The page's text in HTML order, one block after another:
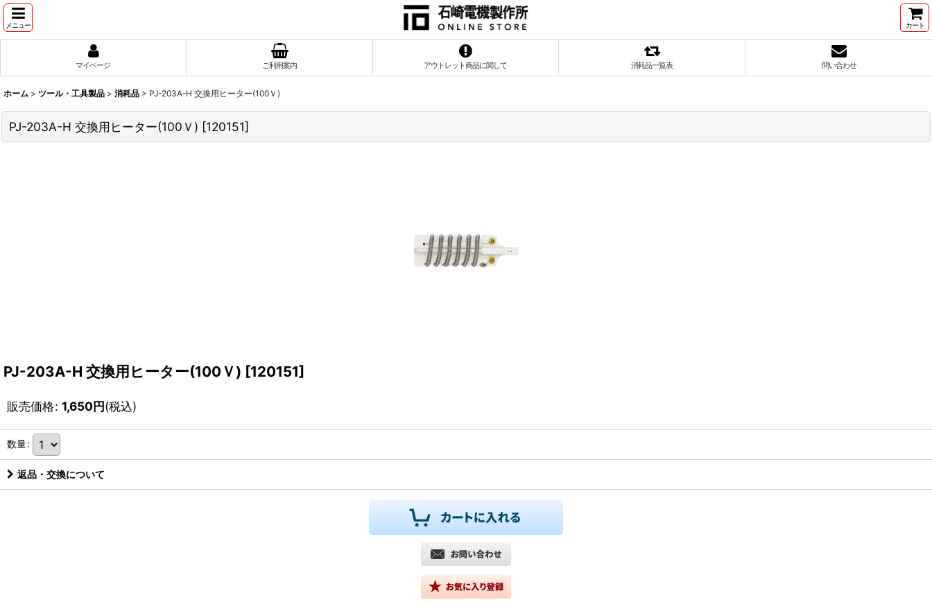
メニュー カート
マイページ ご利用案内 アウトレット商品に関して 消耗品一覧表 問い合わせ
ホーム > ツール・工具製品 > 消耗品 > PJ-203A-H 交換用ヒーター(100Ｖ)
PJ-203A-H 交換用ヒーター(100Ｖ) [120151]
PJ-203A-H 交換用ヒーター(100Ｖ) [120151]
販売価格: 1,650円(税込)
数量:
返品・交換について